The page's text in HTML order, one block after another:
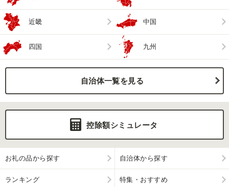
近畿 中国
四国 九州
自治体一覧を見る
控除額シミュレータ
お礼の品から探す 自治体から探す
ランキング 特集・おすすめ